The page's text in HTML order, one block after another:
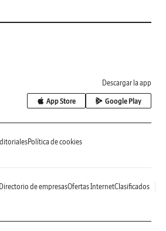
Descargar la app
App Store Google Play
Política de cookies
Directorio de empresasOfertas InternetClasificados